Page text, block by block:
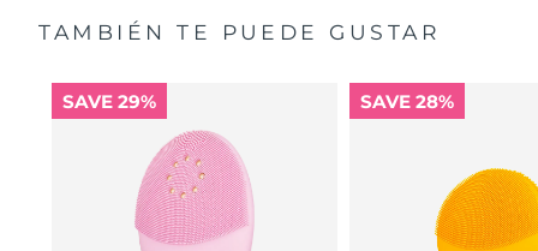
TAMBIÉN TE PUEDE GUSTAR
SAVE 29% SAVE 28%